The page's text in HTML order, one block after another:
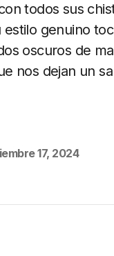
todos sus
genuino
oscuros de
nos dejan un
17, 2024